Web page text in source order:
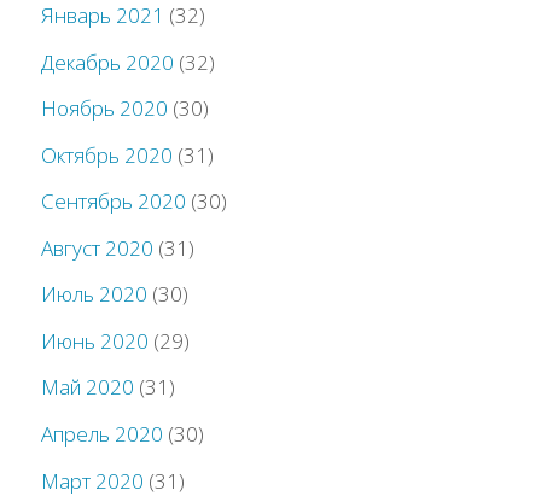
Январь 2021 (32)
Декабрь 2020 (32)
Ноябрь 2020 (30)
Октябрь 2020 (31)
Сентябрь 2020 (30)
Август 2020 (31)
Июль 2020 (30)
Июнь 2020 (29)
Май 2020 (31)
Апрель 2020 (30)
Март 2020 (31)